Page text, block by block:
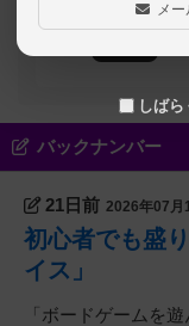
バックナンバー
21日前 2026年07月
初心者でも盛
イス」
「ボードゲームを
メ
しば